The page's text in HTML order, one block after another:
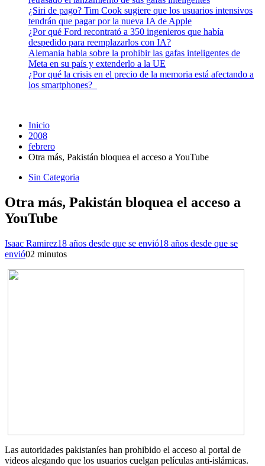
¿Siri de pago? Tim Cook sugiere que los usuarios intensivos
tendrán que pagar por la nueva IA de Apple
¿Por qué Ford recontrató a 350 ingenieros que había
despedido para reemplazarlos con IA?
Alemania habla sobre la prohibir las gafas inteligentes de
Meta en su país y extenderlo a la UE
¿Por qué la crisis en el precio de la memoria está afectando a
los smartphones?
Inicio
2008
febrero
Otra más, Pakistán bloquea el acceso a YouTube
Sin Categoria
Otra más, Pakistán bloquea el acceso a
YouTube
Isaac Ramirez18 años desde que se envió18 años desde que se
envió02 minutos
Las autoridades pakistaníes han prohibido el acceso al portal de
videos alegando que los usuarios cuelgan películas anti-islámicas.